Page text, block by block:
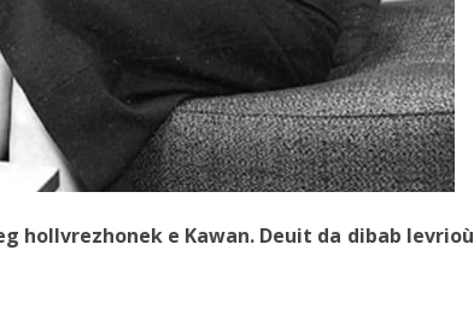
hollvrezhonek e Kawan. Deuit da dibab levrioù